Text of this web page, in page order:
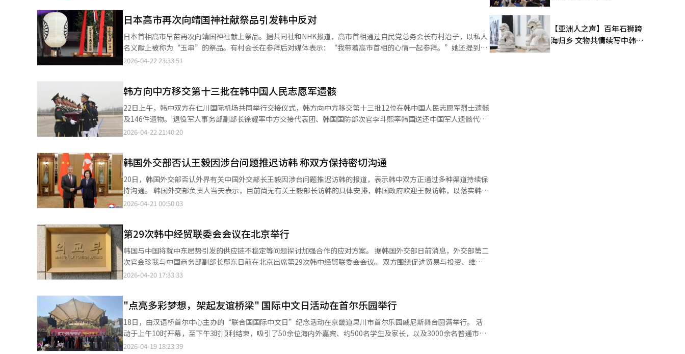
提升高附加值消费。 在支付便利化方面，各大商家接入LINE Pay、微信支付等便捷支付的优惠力度，打造无需换汇即
可购物的环境，结合积分累积和即时折扣，积极吸引大中华区顾客。
产品抢占用户、尽早构建规模优势，并建议参照英伟达的发展策略加快技术与产业布局。他还提出，面对中美博弈的
外部压力，韩日两国可通过更高层级的经济协同提升整体实力。他表示，若两国实现经济一体化，国内生产总值
（GDP）规模将达6万亿美元。
和大众点评，成为首家在这两大主流平台建立官方频道的韩国流通企业。 乐天百货表示，希望在中国游客出发赴韩前
搜索旅游攻略阶段率先触达潜在消费者。换句话说，不再坐等游客上门，而是主动“走进”游客的手机中。 为何选择
在此时重新押注中国游客？这背后是无法忽视的游客大军。据韩国旅游发展局统计，去年韩国接待中国游客共计
589.9672万人次，仍是韩国入境旅游最大客源市场。今年3月，韩国单月接待外国游客首次突破200万人次，中国游
客以52.8735万人次稳居首位，来韩的外国游客中，每4名中就有1名为中国游客。 ▲不堪回首的“萨德创伤” 挥之不
还是中国消费者最熟悉的韩国品牌之一。乐天自2007年起开始布局中国市场，当时正值北京奥运会开幕前夕，赶上中
国内需消费黄金时期的乐天迅速在当地建立以百货店、连锁超市乐天玛特等为核心的销售网络。2011年，乐天玛特辽
宁绿园店开业当时，由于涌入大量人流，开门4分钟后警方不得不关闭正门实施管制。 截至2016年当时，乐天玛特中
国门店达到116家，遍及一至四线城市甚至“下沉”至县城。乐天百货在天津、沈阳、成都等地拥有5家门店。2016
年乐天中国法人销售规模达970亿韩元（约合人民币4.4亿元）。 但乐天在中国的“高光时刻”也永远地停留在了
报》发布社评《打击乐天惩罚韩国，中国别无选择》，称“乐天集团在中国市场的发展应当画上句号了”。中国外交
部也表示，乐天集团罔顾中方利益关切，同韩国国防部签署“萨德”换地协议，中方对此表示坚决反对。外国企业在
华经营应依法合规，在华外企是否成功取决于中国消费者。 中国开始彻底同乐天划清界限，乐天在天猫和京东上的旗
舰店接连关闭，昔日美妆电商巨头聚美优品CEO陈欧发微博表示“下架乐天产品”。消费者反感情绪蔓延，各地掀起
抵制乐天、抵制韩货的热潮，甚至发起一系列不理智的抵制行为，大批市民在乐天玛特前高喊口号“乐天滚出去”，
一夜之间下架，来韩中国游客断崖式下降。乐天当时在首尔各百货店、免税店张贴中文标语“因为理解，所以等
待”，希望借打“感情牌”来挽留中国顾客，但效果甚微。 无奈之下，乐天决定全面收缩中国业务，到2024年，乐
天基本告别中国零售市场。留在中国消费者心中的乐天被刻上“反华企业”的烙印。这意味着，乐天不仅失去了中国
这一庞大的消费市场，更失去了与中国消费者互动的渠道。 正因如此，乐天想重新登上中国这艘“大船”，不仅是销
售问题，更是关系到修复自身品牌形象的问题。 ▲“萨德记忆”淡化 乐天迎来窗口期 距离“萨德风波”过去已近十
下赴韩游客实际体验之间，已出现明显温差。官方的态度似乎也已发生转变，中国地方政府来韩举行投资说明会或观
光推介会时，已悄然将乐天酒店移出“黑名单”。典型的代表例子是去年亚太经合组织（APEC）领导人非正式会议
在韩国举行前夕，由人民日报社主办的2025中韩媒体合作论坛选择在首尔乐天酒店举行。 在小红书等各类社交平台
上，位于首尔明洞的乐天百货总店被列入打卡清单，对于MZ消费者而言，“萨德记忆”情绪权重已显著下降，这为
乐天提供了重塑品牌形象的重要窗口。 ▲新掌门能否带领乐天“咸鱼翻身”？ 去年12月，乐天集团任命郑铉锡
日本高市再次向靖国神社献祭品引发韩中反对
日本首相高市早苗再次向靖国神社献上祭品。据共同社和NHK报道，高市首相通过自民党总务会长有村治子，以私人
名义献上被称为“玉串”的祭品。有村会长在参拜后对媒体表示：“我带着高市首相的心情一起参拜。”她还提到高
市首相可能希望有一天能亲自参拜。此前，高市首相在春季例大祭第一天未参拜，但以“内阁总理大臣高市早苗”名
国主义侵略战争的象征。”当天是春季例大祭第二天，经济财政大臣木内实亲自参拜。这是自去年10月高市内阁成立
以来首次确认有阁员参拜。前一天，一些阁员仅献祭品而未参拜。木内大臣在参拜后对媒体表示：“怀着对为国捐躯
英灵的敬意和感激之情。”此外，内阁府副大臣津岛淳、总务副大臣堀内纪子等次官级官员也进行了参拜，约120名
跨党派议员联盟成员集体前往神社。靖国神社是纪念明治维新前后内战及日本发动战争中约246.6万名死者的设施，
其中许多人与太平洋战争有关。尤其是合祀了东条英机等甲级战犯，成为与周边国家外交冲突的因素。※ 本报道经人
2026-04-22 23:33:51
韩方向中方移交第十三批在韩中国人民志愿军遗骸
22日上午，韩中双方在仁川国际机场共同举行交接仪式，韩方向中方移交第十三批12位在韩中国人民志愿军烈士遗骸
及146件遗物。 退役军人事务部副部长徐耀率中方交接代表团、韩国国防部次官李斗熙率韩国送还中国军人遗骸代表
团出席仪式。中韩双方代表现场签署交接书，中方举行悼念仪式，现场唱响中华人民共和国国歌，中国驻韩国大使戴
韩方基于中韩友好和人道主义精神提供的协助和支持表示高度赞赏和衷心感谢。他表示，去年底今年初，习近平主席
和李在明总统在两个月时间成功互访，引领中韩关系开辟新局面、展现新气象。在两国元首积极引领下，中韩双方今
年恢复共同举行志愿军烈士遗骸交接仪式，两国副部长级官员出席，使今天的仪式更加正式隆重。这也充分体现了中
韩双方跨越历史隔阂、深化友好合作、共创美好未来的共同意愿。我相信双方会加强沟通合作，继续把好事办好。
2026-04-22 21:40:20
韩国外交部否认王毅因涉台问题推迟访韩 称双方保持密切沟通
20日，韩国外交部否认外界有关中国外交部长王毅因涉台问题推迟访韩的报道，表示韩中双方正通过多种渠道持续保
持沟通。 韩国外交部负责人当天表示，目前尚无有关王毅部长访韩的具体安排，韩国政府欢迎王毅访韩，以落实韩中
领导人会谈后续成果。韩中两国正在通过包括当天举行的经贸联委会会议在内的多种渠道，持续开展紧密的战略沟
此延期不属实。 今年1月，韩国外交部长官赵显曾表示，韩中双方正推动在今年第一季度举行外长会谈。然而，截至
目前第二季度已过半，双方尚未举行正式会谈。此外，王毅于本月9日至10日访问朝鲜。 因此有部分报道报道认为，
韩国电子入境申报表中的出发地及目的地选项曾标注“中国（台湾）”，在台湾方面提出抗议后，韩国政府宣布删除
相关选项，中方对此表示不满，并因此推迟王毅访韩计划。
2026-04-21 00:50:03
第29次韩中经贸联委会会议在北京举行
韩国与中国将就中东局势引发的供应链不稳定等问题探讨加强合作的应对方案。 据韩国外交部日前消息，外交部第二
次官金珍我与中国商务部副部长鄢东日前在北京出席第29次韩中经贸联委会会议。 双方围绕促进贸易与投资、维护
供应链稳定及深化区域多边合作等议题展开磋商。在当前中东局势持续动荡、全球风险上升的背景下，双方重点就扩
2026-04-20 17:33:33
"点亮多彩梦想，架起友谊桥梁" 国际中文日活动在首尔乐园举行
18日，由汉语桥首尔中心主办的“联合国国际中文日”纪念活动在京畿道果川市首尔乐园威尼斯舞台圆满举行。 活
动于上午10时开幕，至下午3时顺利结束，吸引了50余位海内外嘉宾、约500名学生及家长，以及3000余名普通市民
到场参加，现场气氛热烈，互动踊跃。国际中文日是联合国为促进多语种使用、尊重文化多样性而设立的重要纪念
2026-04-19 18:23:39
【亚洲人之声】百年石狮跨
海归乡 文物共情续写中韩人